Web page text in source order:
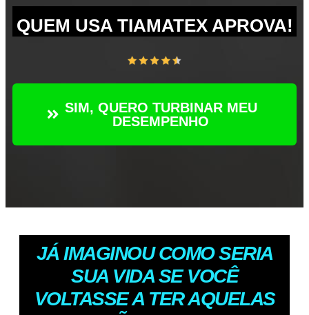
QUEM USA TIAMATEX APROVA!
SIM, QUERO TURBINAR MEU
DESEMPENHO
JÁ IMAGINOU COMO SERIA
SUA VIDA SE VOCÊ
VOLTASSE A TER AQUELAS